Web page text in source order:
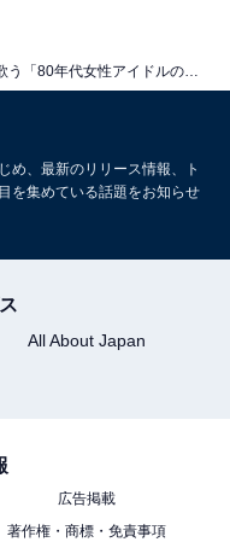
ていて、いつの間に
ィーは誰もが知って
になっている（30代
カラオケに行った時
詞が覚えやすいから
歌で口ずさんでいる
め、最新のリリース情報、ト
を集めている話題をお知らせ
All About Japan
広告掲載
著作権・商標・免責事項